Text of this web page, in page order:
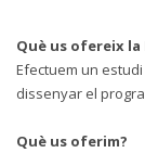
Què us ofereix la
Efectuem un
dissenyar el
Què us oferim?